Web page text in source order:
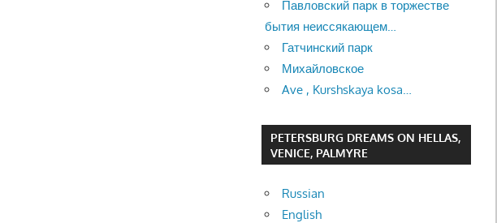
Павловский парк в торжестве
бытия неиссякающем…
Гатчинский парк
Михайловское
Ave , Kurshskaya kosa…
PETERSBURG DREAMS ON HELLAS,
VENICE, PALMYRE
Russian
English